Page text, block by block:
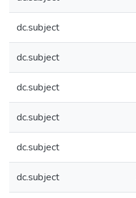
dc.subject
dc.subject
dc.subject
dc.subject
dc.subject
dc.subject